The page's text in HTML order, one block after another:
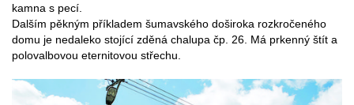
kamna s pecí.
Dalším pěkným příkladem šumavského doširoka rozkročeného
domu je nedaleko stojící zděná chalupa čp. 26. Má prkenný štít a
polovalbovou eternitovou střechu.